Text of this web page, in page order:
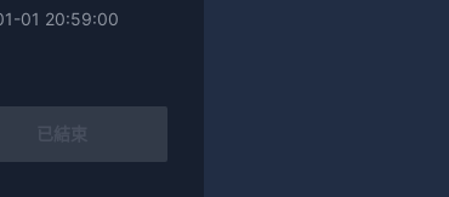
01 20:59:00